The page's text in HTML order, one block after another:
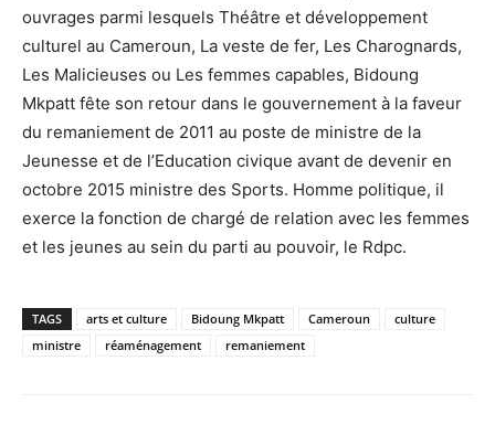
ouvrages parmi lesquels Théâtre et développement
culturel au Cameroun, La veste de fer, Les Charognards,
Les Malicieuses ou Les femmes capables, Bidoung
Mkpatt fête son retour dans le gouvernement à la faveur
du remaniement de 2011 au poste de ministre de la
Jeunesse et de l’Education civique avant de devenir en
octobre 2015 ministre des Sports. Homme politique, il
exerce la fonction de chargé de relation avec les femmes
et les jeunes au sein du parti au pouvoir, le Rdpc.
TAGS arts et culture Bidoung Mkpatt Cameroun
culture
ministre
réaménagement remaniement